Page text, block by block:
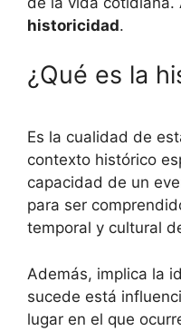
historicidad.
¿Qué es la
Es la cualidad de
contexto histórico
capacidad de un
para ser
temporal y cultural
Además, implica la
sucede está
lugar en el que